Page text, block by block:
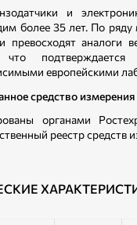
и
более 35 лет. По ряду
превосходят аналоги
что подтверждается
европейскими
средство измерения
органами
реестр средств